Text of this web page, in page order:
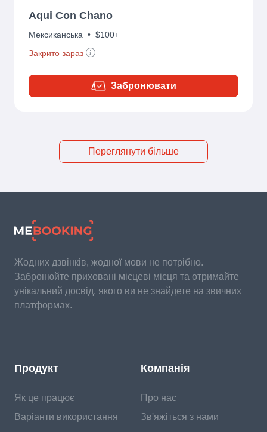
Aqui Con Chano
Мексиканська • $100+
Закрито зараз
Забронювати
Переглянути більше
Жодних дзвінків, жодної мови не потрібно.
Забронюйте приховані місцеві місця та отримайте
унікальний досвід, якого ви не знайдете на звичних
платформах.
Продукт
Як це працює
Варіанти використання
Компанія
Про нас
Зв'яжіться з нами